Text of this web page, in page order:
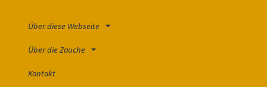
Über diese Webseite
Über die Zauche
Kontakt